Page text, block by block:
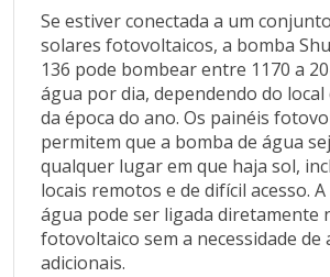
Altura Manométrica
0
7
14
21
28
35
42
Se estiver conectada a um
solares fotovoltaicos, a bomba
136 pode bombear entre 1170 a
água por dia, dependendo do local
da época do ano. Os painéis
permitem que a bomba de água
qualquer lugar em que haja sol,
locais remotos e de difícil acesso.
água pode ser ligada diretamente
fotovoltaico sem a necessidade de
adicionais.